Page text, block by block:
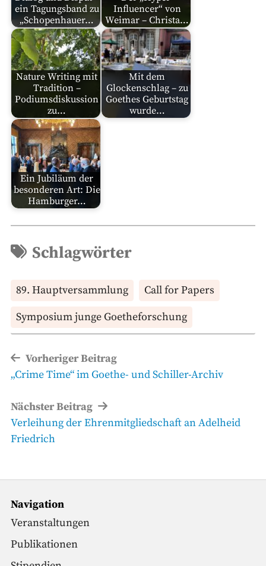
ein Tagungsband zu
„Schopenhauer…
Influencer“ von
Weimar – Christa…
Nature Writing mit
Tradition –
Podiumsdiskussion
zu…
Mit dem
Glockenschlag – zu
Goethes Geburtstag
wurde…
Ein Jubiläum der
besonderen Art: Die
Hamburger…
Schlagwörter
89. Hauptversammlung
Call for Papers
Symposium junge Goetheforschung
Beitragsnavigation
Vorheriger Beitrag
Vorheriger
„Crime Time“ im Goethe- und Schiller-Archiv
Nächster Beitrag
Nächster
Beitrag
Verleihung der Ehrenmitgliedschaft an Adelheid
Friedrich
Navigation
Veranstaltungen
Publikationen